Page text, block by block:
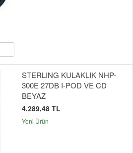
STERLING KULAKLIK NHP-
300E 27DB I-POD VE CD
BEYAZ
4.289,48 TL
Yeni Ürün